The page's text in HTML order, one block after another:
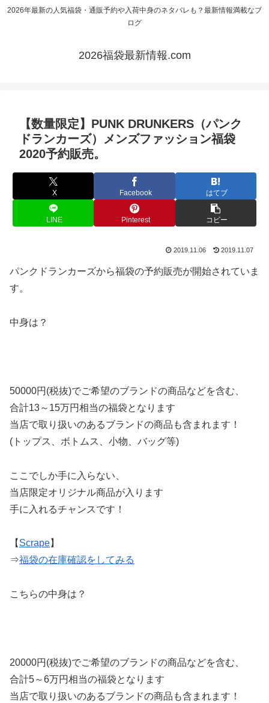
2026年最新の人気福袋・通販予約や入荷中身のネタバレも？最新情報満載なブ
ログ
2026福袋最新情報.com
【数量限定】PUNK DRUNKERS（パンク
ドランカーズ）メンズファッション福袋
2020予約販売。
X Facebook はてブ
LINE Pinterest コピー
2019.11.06 2019.11.07
パンクドランカーズから福袋の予約販売が開始されていま
す。
中身は？
50000円(税抜)でご希望のブランドの商品などを含む、
合計13～15万円相当の福袋となります
当店で取り扱いのあるブランドの商品も含まれます！
(トップス、ボトムス、小物、バッグ等)
ここでしか手に入らない、
当店限定オリジナル商品が入ります
手に入れるチャンスです！
【 Scrape】
⇒福袋の在庫確認をしてみる
こちらの中身は？
20000円(税抜)でご希望のブランドの商品などを含む、
合計5～6万円相当の福袋となります
当店で取り扱いのあるブランドの商品も含まれます！